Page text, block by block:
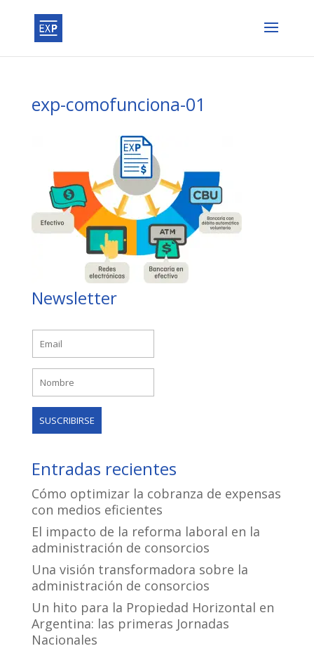
exp-comofunciona-01
Newsletter
Entradas recientes
Cómo optimizar la cobranza de expensas
con medios eficientes
El impacto de la reforma laboral en la
administración de consorcios
Una visión transformadora sobre la
administración de consorcios
Un hito para la Propiedad Horizontal en
Argentina: las primeras Jornadas
Nacionales